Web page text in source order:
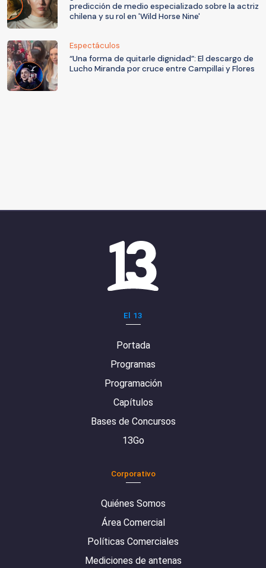
predicción de medio especializado sobre la actriz
chilena y su rol en 'Wild Horse Nine'
Espectáculos
“Una forma de quitarle dignidad”: El descargo de
Lucho Miranda por cruce entre Campillai y Flores
El 13
Portada
Programas
Programación
Capítulos
Bases de Concursos
13Go
Corporativo
Quiénes Somos
Área Comercial
Políticas Comerciales
Mediciones de antenas